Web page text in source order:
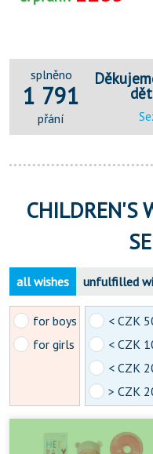
splněno
1 791
přání
CHILDREN'S
all wishes unfulfilled
for boys
for girls
< CZK
< CZK
< CZK
> CZK